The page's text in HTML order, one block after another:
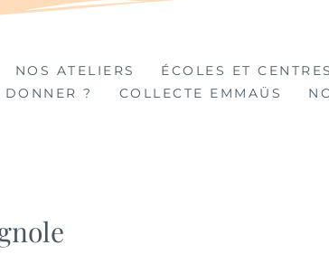
NOS ATELIERS ÉCOLES ET
? COLLECTE EMMAÜS